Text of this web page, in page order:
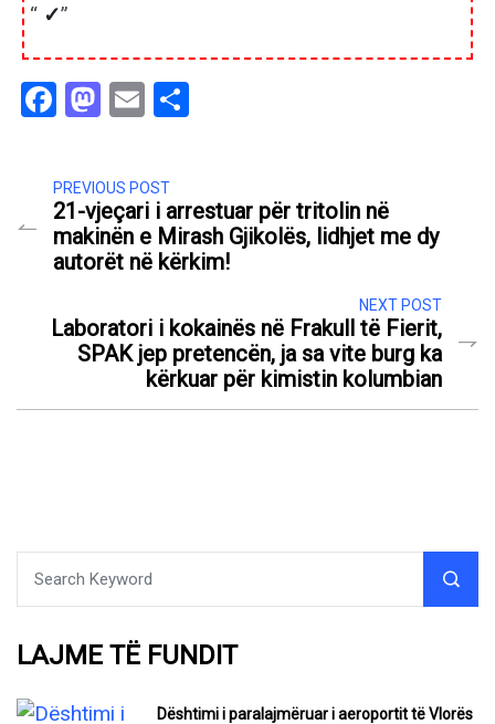
“ ✓”
Facebook
Mastodon
Email
PREVIOUS POST
21-vjeçari i arrestuar për tritolin në
makinën e Mirash Gjikolës, lidhjet me dy
autorët në kërkim!
NEXT POST
Laboratori i kokainës në Frakull të Fierit,
SPAK jep pretencën, ja sa vite burg ka
kërkuar për kimistin kolumbian
LAJME TË FUNDIT
Dështimi i paralajmëruar i aeroportit të Vlorës